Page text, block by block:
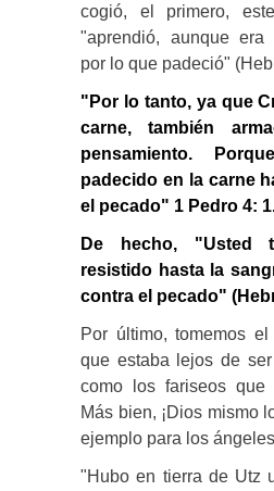
cogió, el primero,
"aprendió, aunque era
por lo que padeció"
"Por lo tanto, ya que
carne, también
pensamiento.
padecido en la carne
el pecado" 1 Pedro 4:
De hecho, "Usted
resistido hasta la
contra el pecado"
Por último, tomemos
que estaba lejos de
como los fariseos que
Más bien, ¡Dios mismo
ejemplo para los
"Hubo en tierra de Utz